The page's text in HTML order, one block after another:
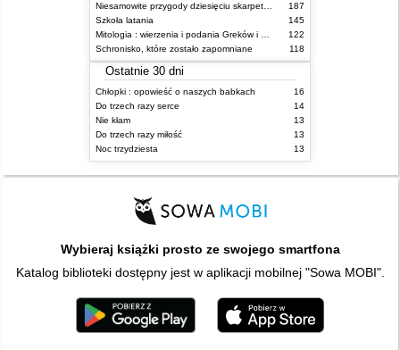
187
Szkoła latania
145
122
Schronisko, które zostało zapomniane
118
Ostatnie 30 dni
Chłopki : opowieść o naszych babkach
16
Do trzech razy serce
14
Nie kłam
13
Do trzech razy miłość
13
Noc trzydziesta
13
Wybieraj książki prosto ze swojego smartfona
Katalog biblioteki dostępny jest w aplikacji mobilnej "Sowa MOBI".